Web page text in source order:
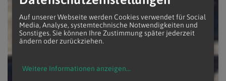
Auf unserer Webseite werden Cookies verwendet für Social
Media, Analyse, systemtechnische Notwendigkeiten und
Sonstiges. Sie können Ihre Zustimmung später jederzeit
ändern oder zurückziehen.
Weitere Informationen anzeigen...